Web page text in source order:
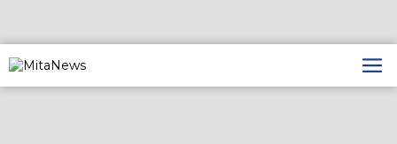
ke
konten